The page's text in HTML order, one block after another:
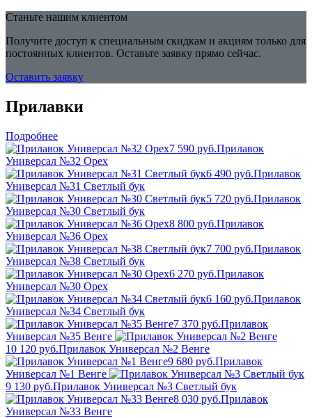
Станьте нашим клиентом
Получите доступ к специальным скидкам и акциям только для
постоянных клиентов. Оставьте заявку прямо сейчас.
Оставить заявку
Прилавки
Подробнее
7 590 руб.Прилавок
Универсал №32 Орех
6 490 руб.Прилавок
Универсал №31 Светлый бук
5 720 руб.Прилавок
Универсал №30 Светлый бук
8 800 руб.Прилавок
Универсал №36 Орех
7 700 руб.Прилавок
Универсал №38 Светлый бук
6 270 руб.Прилавок
Универсал №30 Орех
6 160 руб.Прилавок
Универсал №34 Светлый бук
7 370 руб.Прилавок
Универсал №35 Венге
10 120 руб.Прилавок Универсал №2 Венге
9 680 руб.Прилавок
Универсал №1 Венге
9 130 руб.Прилавок Универсал №3 Светлый бук
8 030 руб.Прилавок
Универсал №33 Венге